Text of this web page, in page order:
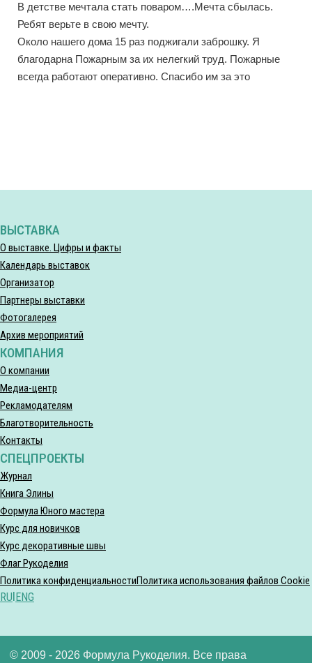
В детстве мечтала стать поваром….Мечта сбылась.
Ребят верьте в свою мечту.
Около нашего дома 15 раз поджигали заброшку. Я
благодарна Пожарным за их нелегкий труд. Пожарные
всегда работают оперативно. Спасибо им за это
ВЫСТАВКА
О выставке. Цифры и факты
Календарь выставок
Организатор
Партнеры выставки
Фотогалерея
Архив мероприятий
КОМПАНИЯ
О компании
Медиа-центр
Рекламодателям
Благотворительность
Контакты
СПЕЦПРОЕКТЫ
Журнал
Книга Элины
Формула Юного мастера
Курс для новичков
Курс декоративные швы
Флаг Рукоделия
Политика конфиденциальностиПолитика использования файлов Cookie
RU ENG
© 2009 - 2026 Формула Рукоделия. Все права